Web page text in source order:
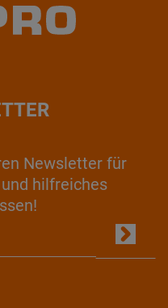
Newsletter für
hilfreiches